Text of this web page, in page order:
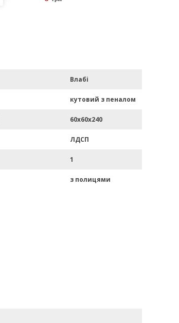
Влабі
кутовий з пеналом
60х60х240
ЛДСП
1
з полицями